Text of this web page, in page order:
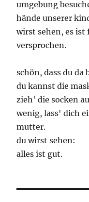
umgebung
hände unserer
wirst sehen, es ist
versprochen.
schön, dass du da
du kannst die
zieh' die socken
wenig, lass' dich
mutter.
du wirst sehen:
alles ist gut.